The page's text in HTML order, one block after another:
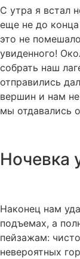
С утра я встал
еще не до
это не
увиденного!
собрать наш
отправились
вершин и нам
мы отдавались
Ночевка
Наконец нам
подъемах, а
пейзажам:
невероятных